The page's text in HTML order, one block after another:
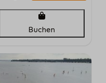
Buchen